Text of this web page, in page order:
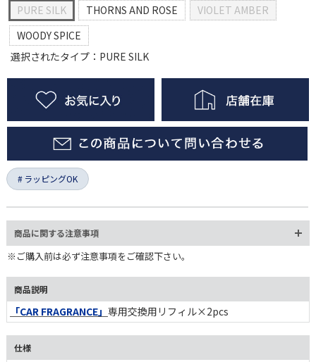
PURE SILK
THORNS AND ROSE
VIOLET AMBER
WOODY SPICE
選択されたタイプ：PURE SILK
ラッピングOK
商品に関する注意事項
※ご購入前は必ず注意事項をご確認下さい。
商品説明
「CAR FRAGRANCE」 専用交換用リフィル×2pcs
仕様